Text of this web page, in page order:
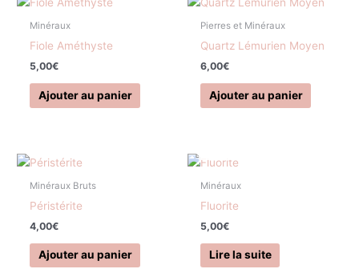
Minéraux
Fiole Améthyste
5,00€
Ajouter au panier
Pierres et Minéraux
Quartz Lémurien Moyen
6,00€
Ajouter au panier
Minéraux Bruts
Péristérite
4,00€
Ajouter au panier
Minéraux
Fluorite
5,00€
Lire la suite